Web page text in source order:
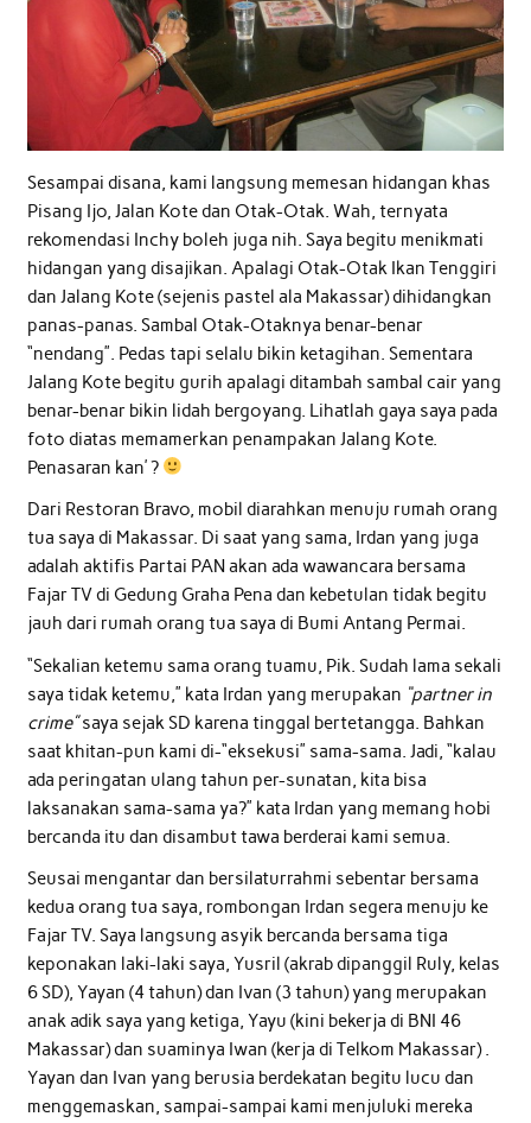
Sesampai disana, kami langsung memesan hidangan khas
Pisang Ijo, Jalan Kote dan Otak-Otak. Wah, ternyata
rekomendasi Inchy boleh juga nih. Saya begitu menikmati
hidangan yang disajikan. Apalagi Otak-Otak Ikan Tenggiri
dan Jalang Kote (sejenis pastel ala Makassar) dihidangkan
panas-panas. Sambal Otak-Otaknya benar-benar
“nendang”. Pedas tapi selalu bikin ketagihan. Sementara
Jalang Kote begitu gurih apalagi ditambah sambal cair yang
benar-benar bikin lidah bergoyang. Lihatlah gaya saya pada
foto diatas memamerkan penampakan Jalang Kote.
Penasaran kan’ ?
Dari Restoran Bravo, mobil diarahkan menuju rumah orang
tua saya di Makassar. Di saat yang sama, Irdan yang juga
adalah aktifis Partai PAN akan ada wawancara bersama
Fajar TV di Gedung Graha Pena dan kebetulan tidak begitu
jauh dari rumah orang tua saya di Bumi Antang Permai.
“Sekalian ketemu sama orang tuamu, Pik. Sudah lama sekali
saya tidak ketemu,” kata Irdan yang merupakan “partner in
crime”saya sejak SD karena tinggal bertetangga. Bahkan
saat khitan-pun kami di-“eksekusi” sama-sama. Jadi, “kalau
ada peringatan ulang tahun per-sunatan, kita bisa
laksanakan sama-sama ya?” kata Irdan yang memang hobi
bercanda itu dan disambut tawa berderai kami semua.
Seusai mengantar dan bersilaturrahmi sebentar bersama
kedua orang tua saya, rombongan Irdan segera menuju ke
Fajar TV. Saya langsung asyik bercanda bersama tiga
keponakan laki-laki saya, Yusril (akrab dipanggil Ruly, kelas
6 SD), Yayan (4 tahun) dan Ivan (3 tahun) yang merupakan
anak adik saya yang ketiga, Yayu (kini bekerja di BNI 46
Makassar) dan suaminya Iwan (kerja di Telkom Makassar) .
Yayan dan Ivan yang berusia berdekatan begitu lucu dan
menggemaskan, sampai-sampai kami menjuluki mereka